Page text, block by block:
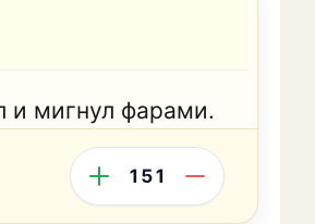
и мигнул фарами.
151